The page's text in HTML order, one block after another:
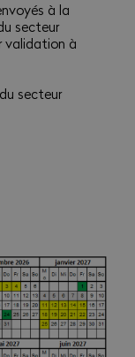
à la
secteur
validation à
secteur